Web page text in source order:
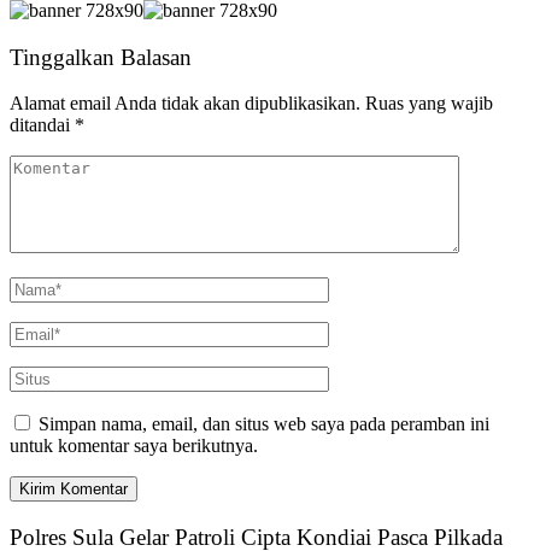
Tinggalkan Balasan
Alamat email Anda tidak akan dipublikasikan. Ruas yang wajib
ditandai *
Simpan nama, email, dan situs web saya pada peramban ini
untuk komentar saya berikutnya.
Polres Sula Gelar Patroli Cipta Kondiai Pasca Pilkada